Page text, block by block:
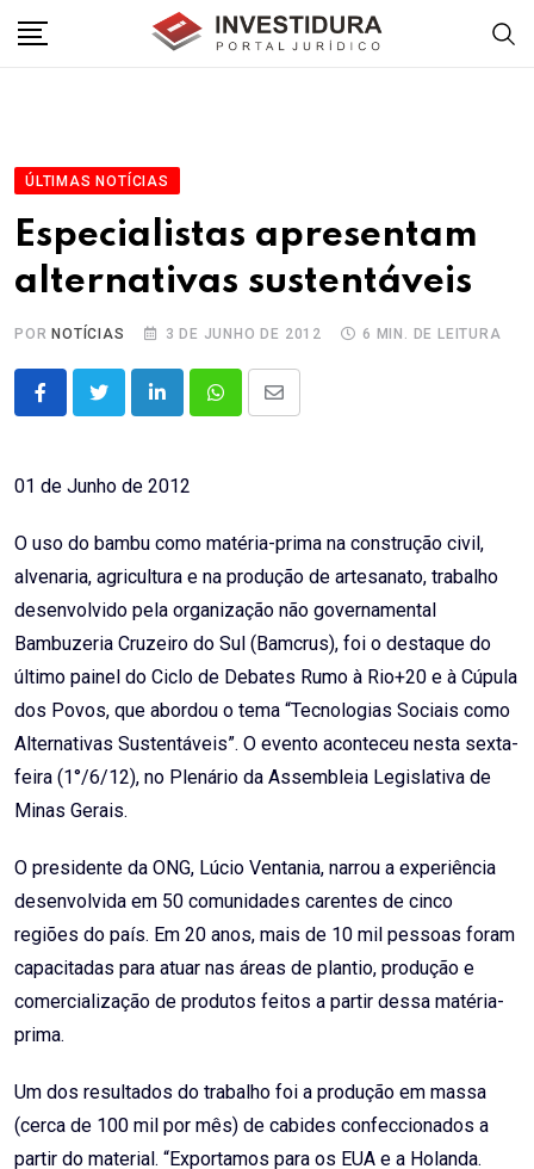
ÚLTIMAS NOTÍCIAS
Especialistas apresentam
alternativas sustentáveis
POR NOTÍCIAS 3 DE JUNHO DE 2012 6 MIN. DE LEITURA
LinkedInWhatsappShare
01 de Junho de 2012
O uso do bambu como matéria-prima na construção civil,
alvenaria, agricultura e na produção de artesanato, trabalho
desenvolvido pela organização não governamental
Bambuzeria Cruzeiro do Sul (Bamcrus), foi o destaque do
último painel do Ciclo de Debates Rumo à Rio+20 e à Cúpula
dos Povos, que abordou o tema “Tecnologias Sociais como
Alternativas Sustentáveis”. O evento aconteceu nesta sexta-
feira (1°/6/12), no Plenário da Assembleia Legislativa de
Minas Gerais.
O presidente da ONG, Lúcio Ventania, narrou a experiência
desenvolvida em 50 comunidades carentes de cinco
regiões do país. Em 20 anos, mais de 10 mil pessoas foram
capacitadas para atuar nas áreas de plantio, produção e
comercialização de produtos feitos a partir dessa matéria-
prima.
Um dos resultados do trabalho foi a produção em massa
(cerca de 100 mil por mês) de cabides confeccionados a
partir do material. “Exportamos para os EUA e a Holanda.